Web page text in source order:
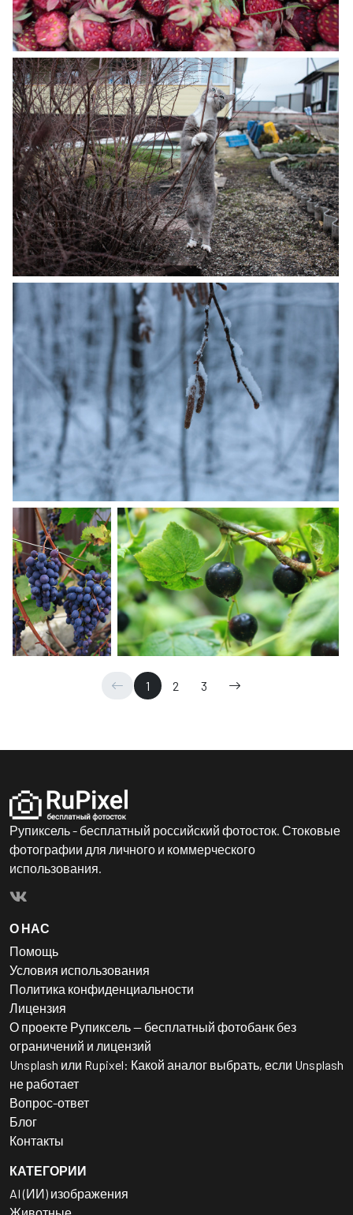
1 2 3
Рупиксель - бесплатный российский фотосток. Стоковые
фотографии для личного и коммерческого
использования.
О НАС
Помощь
Условия использования
Политика конфиденциальности
Лицензия
О проекте Рупиксель — бесплатный фотобанк без
ограничений и лицензий
Unsplash или Rupixel: Какой аналог выбрать, если Unsplash
не работает
Вопрос-ответ
Блог
Контакты
КАТЕГОРИИ
AI (ИИ) изображения